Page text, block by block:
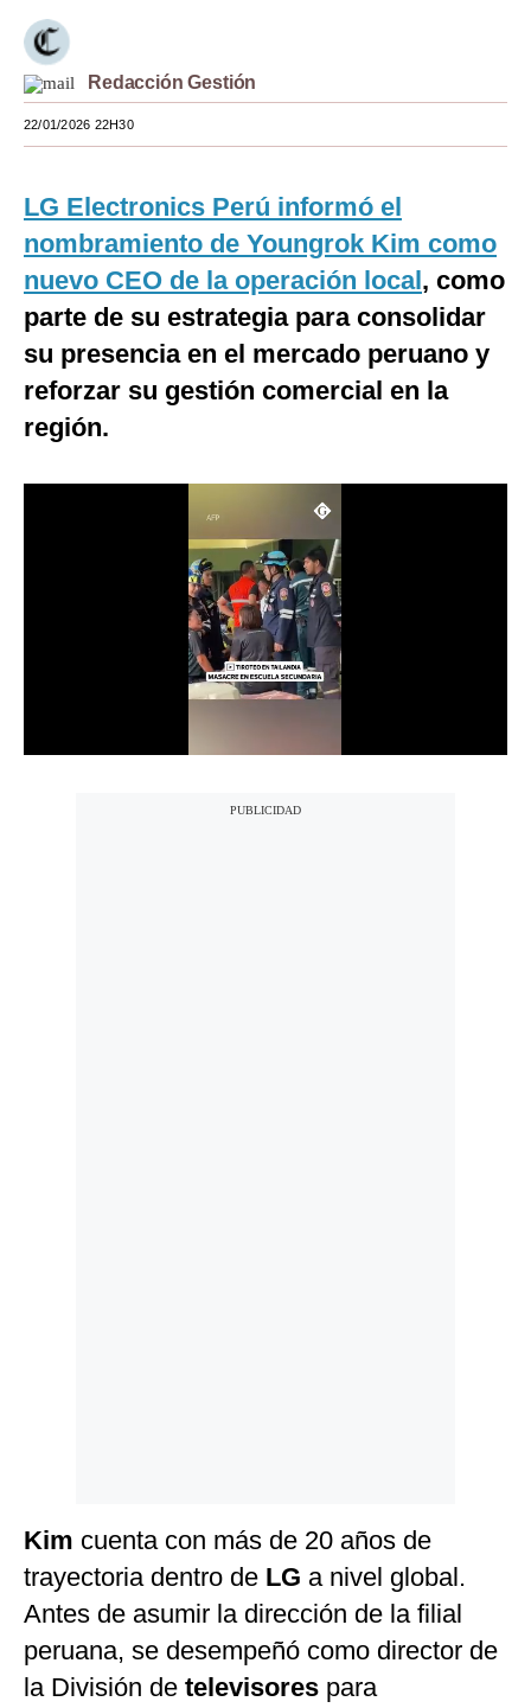
Moda
Estilos
Mundo
México
Internacional
Tecnología
Redacción Gestión
22/01/2026 22H30
LG Electronics Perú informó el
nombramiento de Youngrok Kim como
nuevo CEO de la operación local, como
parte de su estrategia para consolidar
su presencia en el mercado peruano y
reforzar su gestión comercial en la
región.
Kim cuenta con más de 20 años de
trayectoria dentro de LG a nivel global.
Antes de asumir la dirección de la filial
peruana, se desempeñó como director de
la División de televisores para